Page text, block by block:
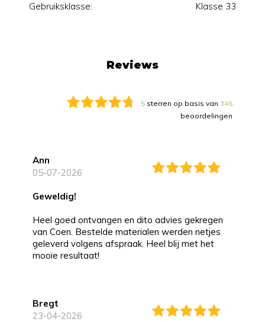
Gebruiksklasse: Klasse 33
Reviews
5 sterren op basis van 346
beoordelingen
Ann
05-07-2026
Geweldig!
Heel goed ontvangen en dito advies gekregen
van Coen. Bestelde materialen werden netjes
geleverd volgens afspraak. Heel blij met het
mooie resultaat!
Bregt
23-04-2026